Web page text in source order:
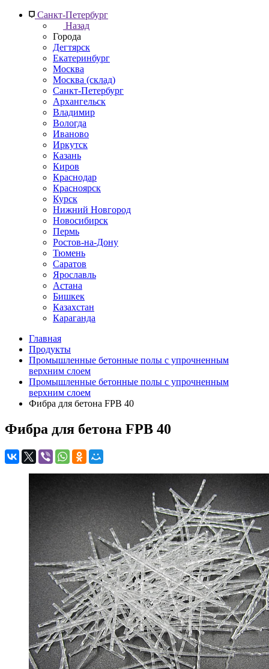
Санкт-Петербург
Назад
Города
Дегтярск
Екатеринбург
Москва
Москва (склад)
Санкт-Петербург
Архангельск
Владимир
Вологда
Иваново
Иркутск
Казань
Киров
Краснодар
Красноярск
Курск
Нижний Новгород
Новосибирск
Пермь
Ростов-на-Дону
Тюмень
Саратов
Ярославль
Астана
Бишкек
Казахстан
Караганда
Главная
Продукты
Промышленные бетонные полы с упрочненным
верхним слоем
Промышленные бетонные полы с упрочненным
верхним слоем
Фибра для бетона FPB 40
Фибра для бетона FPB 40